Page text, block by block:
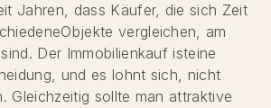
Jahren, dass Käufer, die sich Zeit
vergleichen, am
Der Immobilienkauf isteine
und es lohnt sich, nicht
Gleichzeitig sollte man attraktive